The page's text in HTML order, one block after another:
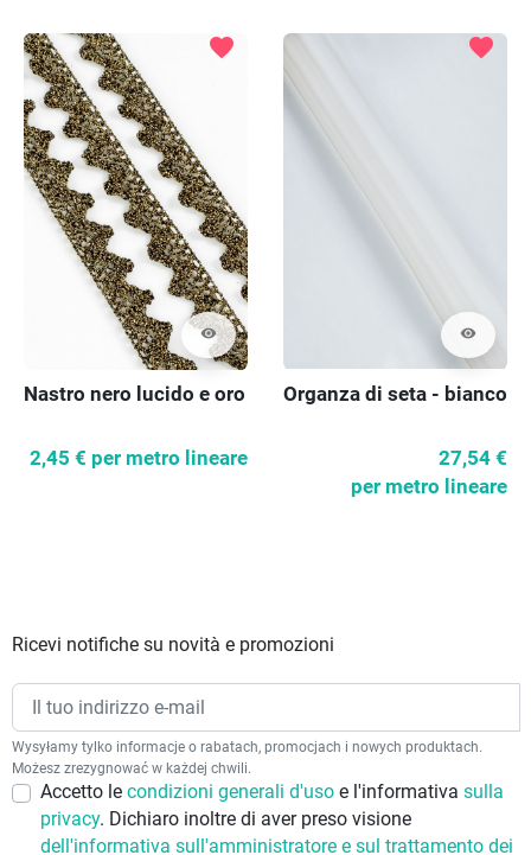
visibility
favorite
Nastro nero lucido e oro
2,45 € per metro lineare
visibility
favorite
Organza di seta - bianco
27,54 €
per metro lineare
Ricevi notifiche su novità e promozioni
Wysyłamy tylko informacje o rabatach, promocjach i nowych produktach.
Możesz zrezygnować w każdej chwili.
Accetto le condizioni generali d'uso e l'informativa sulla
privacy. Dichiaro inoltre di aver preso visione
dell'informativa sull'amministratore e sul trattamento dei